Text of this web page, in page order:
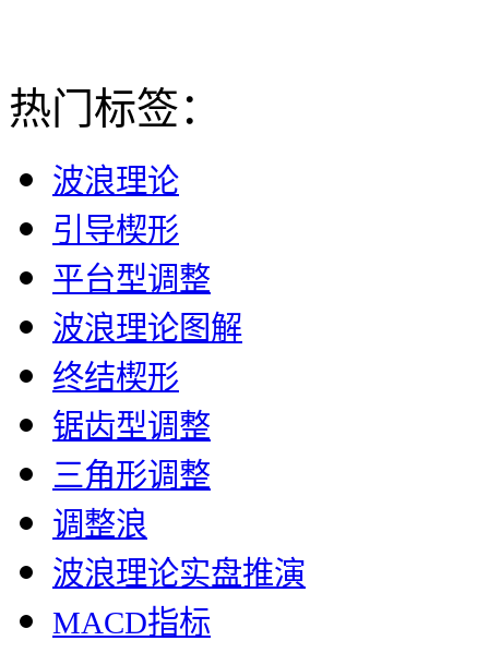
热门标签：
波浪理论
引导楔形
平台型调整
波浪理论图解
终结楔形
锯齿型调整
三角形调整
调整浪
波浪理论实盘推演
MACD指标